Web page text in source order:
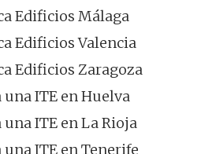
Edificios Málaga
Edificios Valencia
Edificios Zaragoza
ITE en Huelva
ITE en La Rioja
ITE en Tenerife